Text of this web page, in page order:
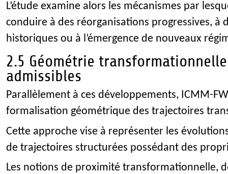
L’étude examine alors les mécanismes par
conduire à des réorganisations progressives, à
historiques ou à l’émergence de nouveaux
2.5 Géométrie
admissibles
Parallèlement à ces développements, ICMM-
formalisation géométrique des trajectoires
Cette approche vise à représenter les
de trajectoires structurées possédant des
Les notions de proximité transformationnelle,